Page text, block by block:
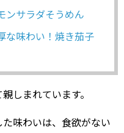
ンサラダそうめん
な味わい！焼き茄子
しまれています。
味わいは、食欲がない